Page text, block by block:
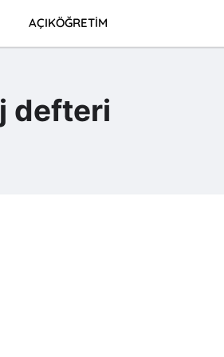
AÇIKÖĞRETİM
defteri